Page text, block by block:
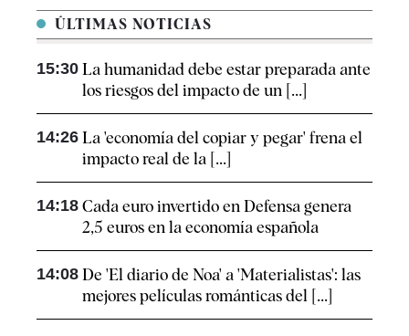
ÚLTIMAS NOTICIAS
15:30 La humanidad debe estar preparada ante
los riesgos del impacto de un [...]
14:26 La 'economía del copiar y pegar' frena el
impacto real de la [...]
14:18 Cada euro invertido en Defensa genera
2,5 euros en la economía española
14:08 De 'El diario de Noa' a 'Materialistas': las
mejores películas románticas del [...]